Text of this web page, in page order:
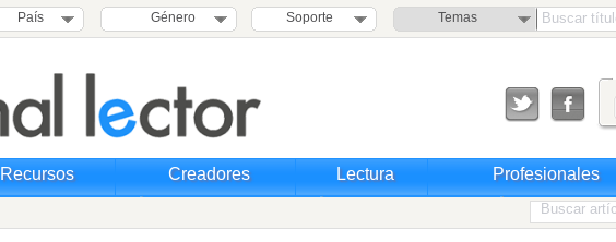
País Género Soporte Temas
Recursos Creadores Lectura Profesionales